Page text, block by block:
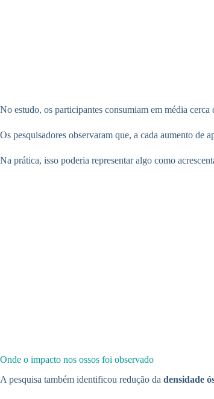
No estudo, os participantes consumiam em média cerca
Os pesquisadores observaram que, a cada aumento de
Na prática, isso poderia representar algo como
Onde o impacto nos ossos foi observado
A pesquisa também identificou redução da densidade